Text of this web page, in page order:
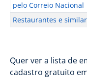
pelo Correio Nacional
Restaurantes e
Quer ver a lista de
cadastro gratuito